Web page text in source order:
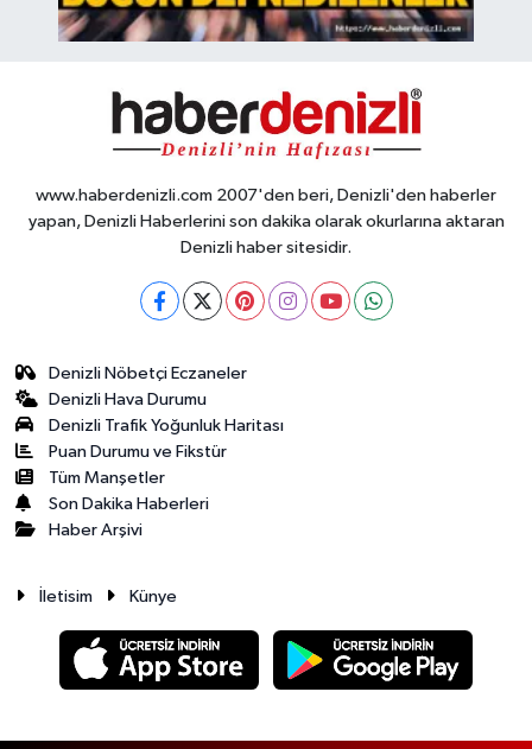
www.haberdenizli.com 2007'den beri, Denizli'den haberler
yapan, Denizli Haberlerini son dakika olarak okurlarına aktaran
Denizli haber sitesidir.
Denizli Nöbetçi Eczaneler
Denizli Hava Durumu
Denizli Trafik Yoğunluk Haritası
Puan Durumu ve Fikstür
Tüm Manşetler
Son Dakika Haberleri
Haber Arşivi
İletisim Künye